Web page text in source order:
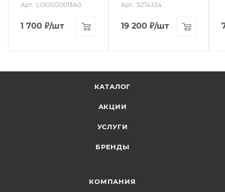
Арт.: L0101020013A0
1 700 ₽/шт
Арт.: 5274334
19 200 ₽/шт
КАТАЛОГ
АКЦИИ
УСЛУГИ
БРЕНДЫ
КОМПАНИЯ